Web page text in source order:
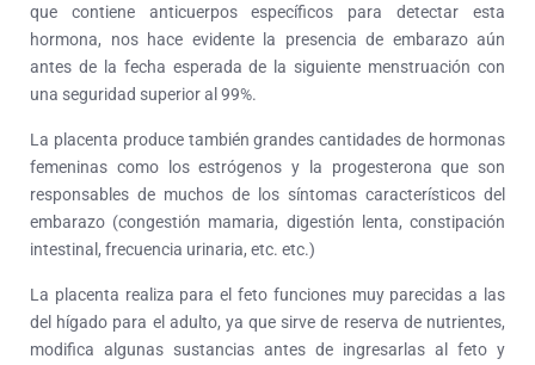
que contiene anticuerpos específicos para detectar esta
hormona, nos hace evidente la presencia de embarazo aún
antes de la fecha esperada de la siguiente menstruación con
una seguridad superior al 99%.
La placenta produce también grandes cantidades de hormonas
femeninas como los estrógenos y la progesterona que son
responsables de muchos de los síntomas característicos del
embarazo (congestión mamaria, digestión lenta, constipación
intestinal, frecuencia urinaria, etc. etc.)
La placenta realiza para el feto funciones muy parecidas a las
del hígado para el adulto, ya que sirve de reserva de nutrientes,
modifica algunas sustancias antes de ingresarlas al feto y